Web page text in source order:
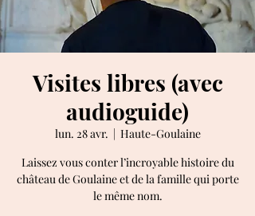
Visites libres (avec
audioguide)
lun. 28 avr.
  |
Haute-Goulaine
Laissez vous conter l’incroyable histoire du
château de Goulaine et de la famille qui porte
le même nom.